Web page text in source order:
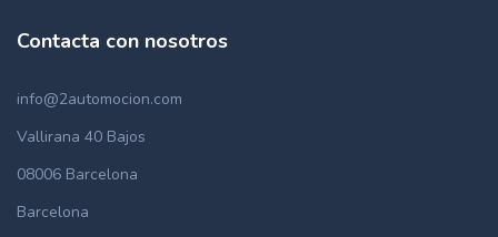
Contacta con nosotros
info@2automocion.com
Vallirana 40 Bajos
08006 Barcelona
Barcelona